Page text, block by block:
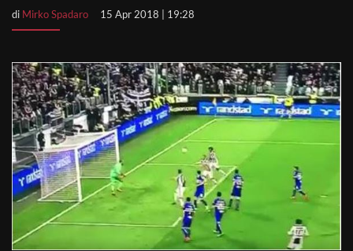
di Mirko Spadaro 15 Apr 2018 | 19:28